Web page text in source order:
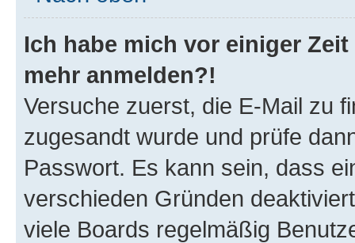
Ich habe mich vor einiger
mehr anmelden?!
Versuche zuerst, die E-Mail zu
zugesandt wurde und prüfe
Passwort. Es kann sein, dass
verschieden Gründen
viele Boards regelmäßig